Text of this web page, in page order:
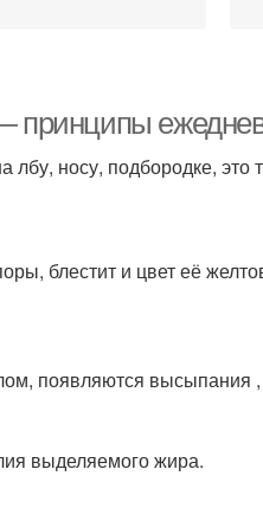
блеска
носу, подбородке, это
блестит и цвет её
появляются высыпания
выделяемого жира.